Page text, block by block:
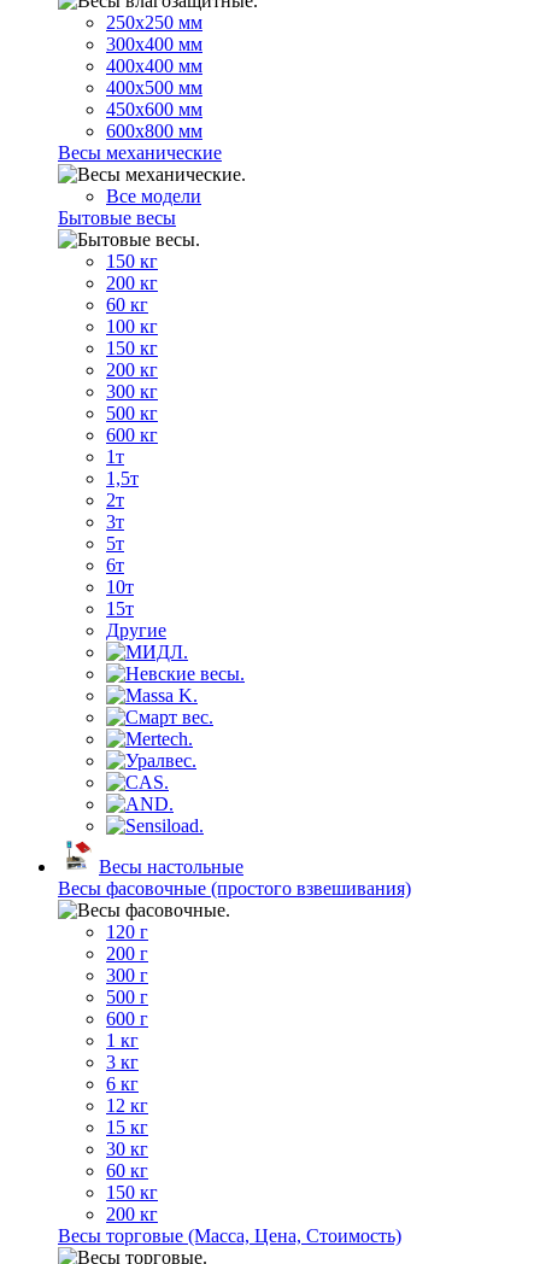
250х250 мм
300х400 мм
400х400 мм
400х500 мм
450х600 мм
600х800 мм
Весы механические
Все модели
Бытовые весы
150 кг
200 кг
60 кг
100 кг
150 кг
200 кг
300 кг
500 кг
600 кг
1т
1,5т
2т
3т
5т
6т
10т
15т
Другие
Весы настольные
Весы фасовочные (простого взвешивания)
120 г
200 г
300 г
500 г
600 г
1 кг
3 кг
6 кг
12 кг
15 кг
30 кг
60 кг
150 кг
200 кг
Весы торговые (Масса, Цена, Стоимость)